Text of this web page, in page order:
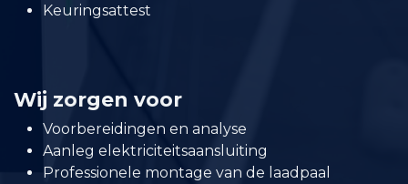
Wij zorgen voor
Voorbereidingen en analyse
Aanleg elektriciteitsaansluiting
Professionele montage van de laadpaal
Keuringsattest